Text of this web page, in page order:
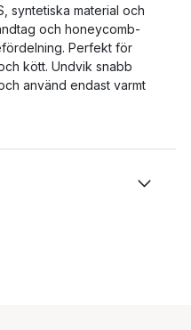
syntetiska material och
och honeycomb-
Perfekt för
kött. Undvik snabb
använd endast varmt